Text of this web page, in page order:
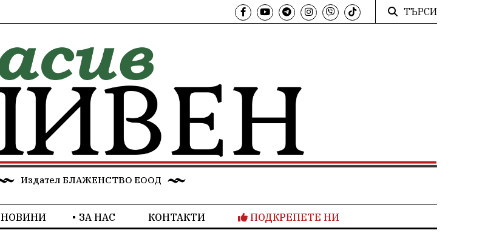
ТЪРСИ
Издател БЛАЖЕНСТВО ЕООД
НОВИНИ ЗА НАС КОНТАКТИ ПОДКРЕПЕТЕ НИ